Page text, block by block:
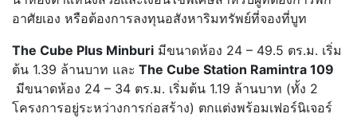
อาศัยเอง หรือต้องการลงทุนอสังหาริมทรัพย์ที่จองที่บูท
The Cube Plus Minburi มีขนาดห้อง 24 – 49.5 ตร.ม. เริ่ม
ต้น 1.39 ล้านบาท และ The Cube Station Ramintra 109
มีขนาดห้อง 24 – 34 ตร.ม. เริ่มต้น 1.19 ล้านบาท (ทั้ง 2
โครงการอยู่ระหว่างการก่อสร้าง) ตกแต่งพร้อมเฟอร์นิเจอร์